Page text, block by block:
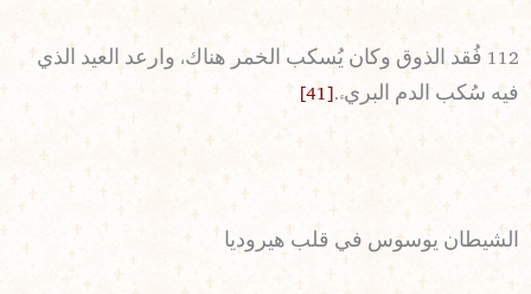
112 فُقد الذوق وكان يُسكب الخمر هناك، وارعد العيد الذي
فيه سُكب الدم البريء. [41]
الشيطان يوسوس في قلب هيروديا